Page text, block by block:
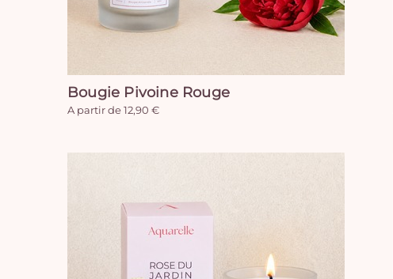
Bougie Pivoine Rouge
A partir de 12,90 €